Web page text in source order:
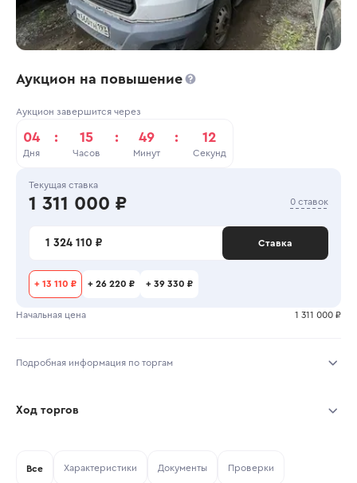
Аукцион на повышение
Аукцион завершится через
04
Дня
: 15
Часов
: 49
Минут
: 12
Секунд
Текущая ставка
1 311 000 ₽ 0 ставок
1 324 110 ₽ Ставка
+ 13 110 ₽ + 26 220 ₽ + 39 330 ₽
Начальная цена 1 311 000 ₽
Подробная информация по торгам
Тип аукциона: Открытые торги
Ход торгов
Все Характеристики Документы Проверки